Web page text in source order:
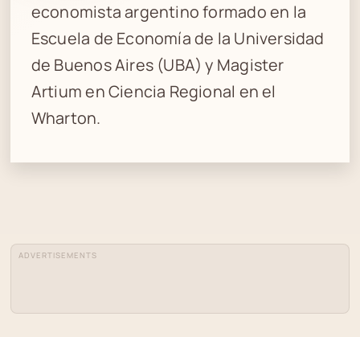
economista argentino formado en la
Escuela de Economía de la Universidad
de Buenos Aires (UBA) y Magister
Artium en Ciencia Regional en el
Wharton.
ADVERTISEMENTS